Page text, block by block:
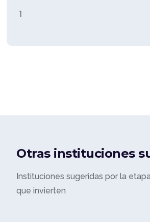
1
Otras instituciones
Instituciones sugeridas por la
que invierten